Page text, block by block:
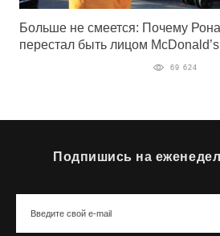
Больше не смеется: Почему
перестал быть лицом McDonald’s
69 624
Подпишись на